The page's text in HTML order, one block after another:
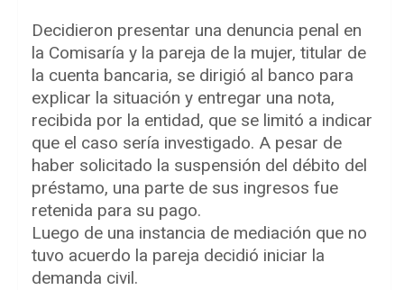
Decidieron presentar una denuncia penal en
la Comisaría y la pareja de la mujer, titular de
la cuenta bancaria, se dirigió al banco para
explicar la situación y entregar una nota,
recibida por la entidad, que se limitó a indicar
que el caso sería investigado. A pesar de
haber solicitado la suspensión del débito del
préstamo, una parte de sus ingresos fue
retenida para su pago.
Luego de una instancia de mediación que no
tuvo acuerdo la pareja decidió iniciar la
demanda civil.